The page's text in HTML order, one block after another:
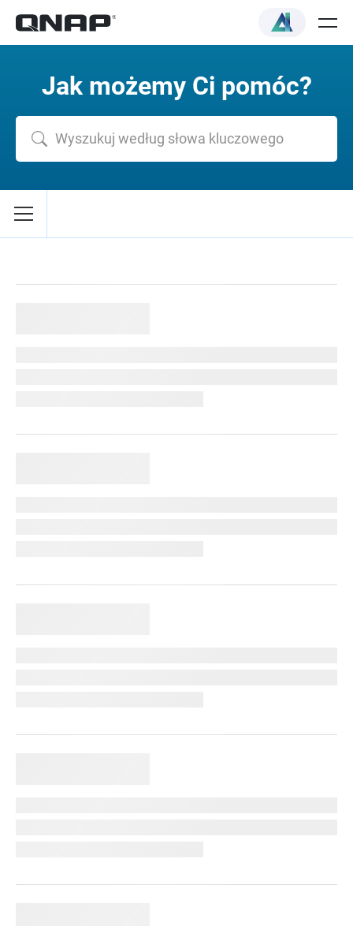
Jak możemy Ci pomóc?